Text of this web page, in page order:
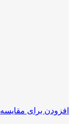
افزودن برای مقایسه